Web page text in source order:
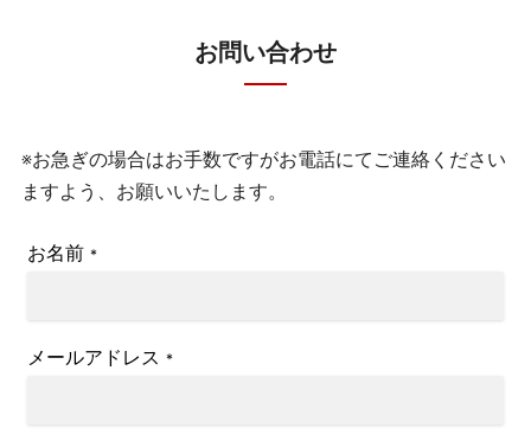
お問い合わせ
※お急ぎの場合はお手数ですがお電話にてご連絡ください
ますよう、お願いいたします。
お名前 *
メールアドレス *